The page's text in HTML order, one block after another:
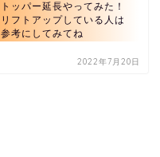
トッパー延長やってみた！
リフトアップしている人は
参考にしてみてね
2022年7月20日